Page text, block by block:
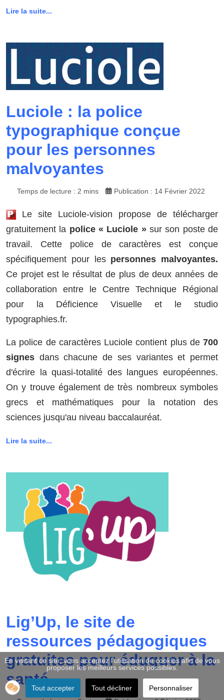
Lire la suite...
Luciole : la police
typographique conçue
pour les personnes
malvoyantes
Temps de lecture : 2 mins Publication : 14 Février 2022
Le site Luciole-vision propose de télécharger
gratuitement la police « Luciole »sur son poste de
travail. Cette police de caractères est conçue
spécifiquement pour les personnes malvoyantes.
Ce projet est le résultat de plus de deux années de
collaboration entre le Centre Technique Régional
pour la Déficience Visuelle et le studio
typographies.fr.
La police de caractères Luciole contient plus de 700
signes dans chacune de ses variantes et permet
d'écrire la quasi-totalité des langues européennes.
On y trouve également de très nombreux symboles
grecs et mathématiques pour la notation des
sciences jusqu'au niveau baccalauréat.
Lire la suite...
Lig’Up, le site de
ressources pédagogiques
gratuites pour éduquer à la
santé
En visitant ce site, vous acceptez l'utilisation de cookies afin de vous
proposer les meilleurs services possibles.
Tout accepter Tout décliner Personnaliser